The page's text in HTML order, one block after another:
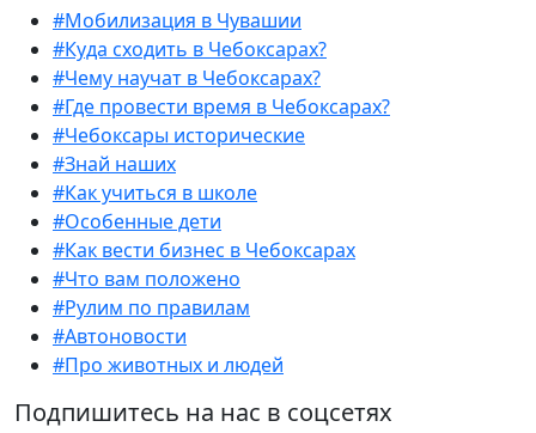
#Мобилизация в Чувашии
#Куда сходить в Чебоксарах?
#Чему научат в Чебоксарах?
#Где провести время в Чебоксарах?
#Чебоксары исторические
#Знай наших
#Как учиться в школе
#Особенные дети
#Как вести бизнес в Чебоксарах
#Что вам положено
#Рулим по правилам
#Автоновости
#Про животных и людей
Подпишитесь на нас в соцсетях